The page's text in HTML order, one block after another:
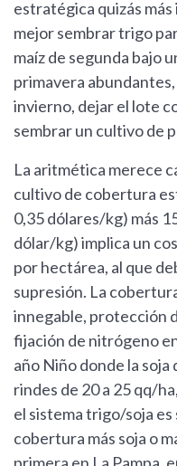
estratégica quizás
mejor sembrar trigo
maíz de segunda bajo
primavera
invierno, dejar el lote
sembrar un cultivo de
La aritmética merece
cultivo de cobertura
0,35 dólares/kg) más
dólar/kg) implica un
por hectárea, al que
supresión. La
innegable, protección
fijación de nitrógeno
año Niño donde la
rindes de 20 a 25 qq/
el sistema trigo/soja
cobertura más soja o